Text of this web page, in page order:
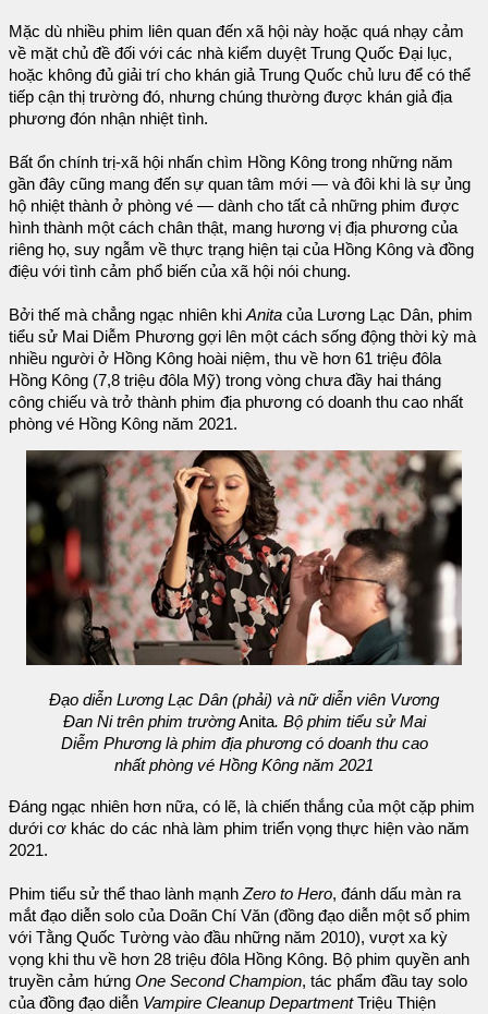
Mặc dù nhiều phim liên quan đến xã hội này hoặc quá nhạy cảm
về mặt chủ đề đối với các nhà kiểm duyệt Trung Quốc Đại lục,
hoặc không đủ giải trí cho khán giả Trung Quốc chủ lưu để có thể
tiếp cận thị trường đó, nhưng chúng thường được khán giả địa
phương đón nhận nhiệt tình.
Bất ổn chính trị-xã hội nhấn chìm Hồng Kông trong những năm
gần đây cũng mang đến sự quan tâm mới — và đôi khi là sự ủng
hộ nhiệt thành ở phòng vé — dành cho tất cả những phim được
hình thành một cách chân thật, mang hương vị địa phương của
riêng họ, suy ngẫm về thực trạng hiện tại của Hồng Kông và đồng
điệu với tình cảm phổ biến của xã hội nói chung.
Bởi thế mà chẳng ngạc nhiên khi Anita của Lương Lạc Dân, phim
tiểu sử Mai Diễm Phương gợi lên một cách sống động thời kỳ mà
nhiều người ở Hồng Kông hoài niệm, thu về hơn 61 triệu đôla
Hồng Kông (7,8 triệu đôla Mỹ) trong vòng chưa đầy hai tháng
công chiếu và trở thành phim địa phương có doanh thu cao nhất
phòng vé Hồng Kông năm 2021.
Đạo diễn Lương Lạc Dân (phải) và nữ diễn viên Vương
Đan Ni trên phim trườngAnita. Bộ phim tiểu sử Mai
Diễm Phương là phim địa phương có doanh thu cao
nhất phòng vé Hồng Kông năm 2021
Đáng ngạc nhiên hơn nữa, có lẽ, là chiến thắng của một cặp phim
dưới cơ khác do các nhà làm phim triển vọng thực hiện vào năm
2021.
Phim tiểu sử thể thao lành mạnh Zero to Hero, đánh dấu màn ra
mắt đạo diễn solo của Doãn Chí Văn (đồng đạo diễn một số phim
với Tằng Quốc Tường vào đầu những năm 2010), vượt xa kỳ
vọng khi thu về hơn 28 triệu đôla Hồng Kông. Bộ phim quyền anh
truyền cảm hứng One Second Champion, tác phẩm đầu tay solo
của đồng đạo diễn Vampire Cleanup DepartmentTriệu Thiện